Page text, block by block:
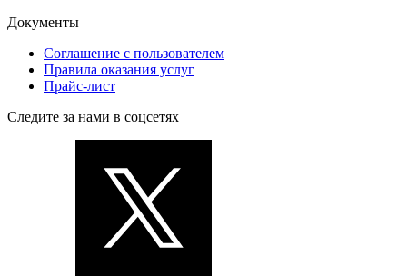
Документы
Соглашение с пользователем
Правила оказания услуг
Прайс-лист
Следите за нами в соцсетях